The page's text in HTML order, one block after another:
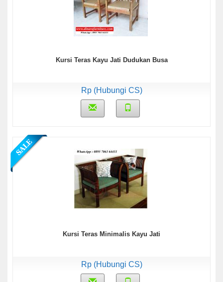
Kursi Teras Kayu Jati Dudukan Busa
Rp (Hubungi CS)
Kursi Teras Minimalis Kayu Jati
Rp (Hubungi CS)